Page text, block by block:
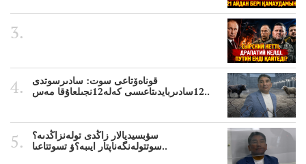
قوناەۆتاعى سوت: سادىرسوتدى
12سادىربايدىتاعىسى كەلە12نجىلعاۇقا مەس..
سۋبسيديالار زاڭدى تولەنزاڭدىە؟
سوتتولەنگەناپتار ايىبە؟ۋ تسوتتاعىا..